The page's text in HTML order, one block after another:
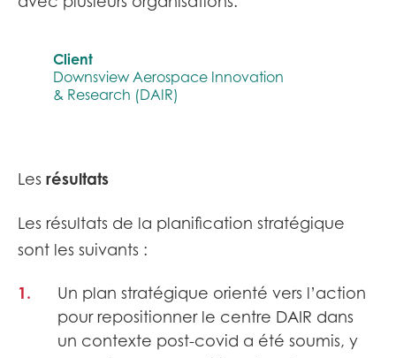
Client
Downsview Aerospace Innovation
& Research (DAIR)
Les résultats
Les résultats de la planification stratégique
sont les suivants :​
Un plan stratégique orienté vers l’action
pour repositionner le centre DAIR dans
un contexte post-covid a été soumis, y